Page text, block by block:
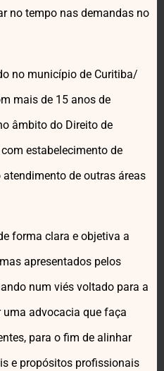
no tempo nas demandas no
no município de Curitiba/
mais de 15 anos de
âmbito do Direito de
estabelecimento de
de outras áreas
forma clara e objetiva a
apresentados pelos
num viés voltado para a
uma advocacia que faça
para o fim de alinhar
e propósitos profissionais